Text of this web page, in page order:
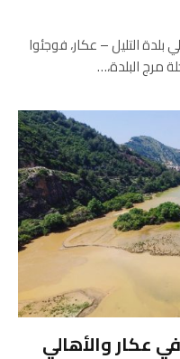
بلدة التليل – عكار، فوجئوا
البلدة،…
عكار والأهالي